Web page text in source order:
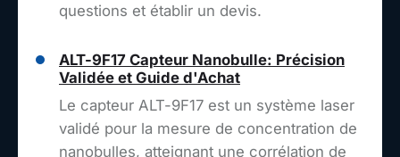
questions et établir un devis.
ALT-9F17 Capteur Nanobulle: Précision
Validée et Guide d'Achat
Le capteur ALT-9F17 est un système laser
validé pour la mesure de concentration de
nanobulles, atteignant une corrélation de